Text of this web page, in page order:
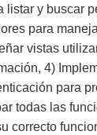
listar y buscar
para
vistas
4)
para
todas las
correcto